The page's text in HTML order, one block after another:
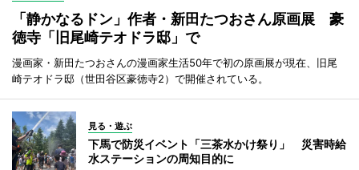
「静かなるドン」作者・新田たつおさん原画展 豪
徳寺「旧尾崎テオドラ邸」で
漫画家・新田たつおさんの漫画家生活50年で初の原画展が現在、旧尾
崎テオドラ邸（世田谷区豪徳寺2）で開催されている。
見る・遊ぶ
下馬で防災イベント「三茶水かけ祭り」 災害時給
水ステーションの周知目的に